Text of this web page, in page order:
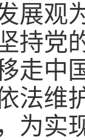
展观
持党
走中
法维
为实